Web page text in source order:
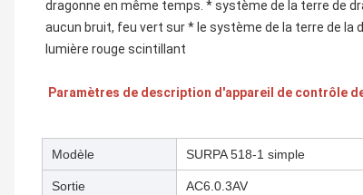
dragonne en même temps. * système de la terre de
aucun bruit, feu vert sur * le système de la terre de
lumière rouge scintillant
Paramètres de description d'appareil de contrôle
Modèle SURPA 518-1 simple
Sortie AC6.0.3AV